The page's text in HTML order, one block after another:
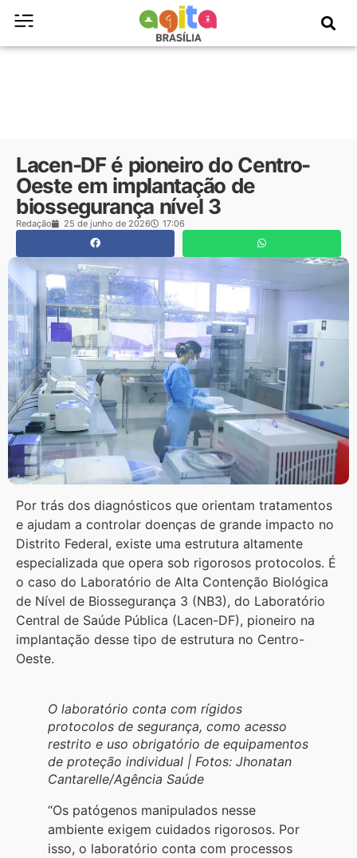
Lacen-DF é pioneiro do Centro-
Oeste em implantação de
biossegurança nível 3
Redação 25 de junho de 2026 17:06
Por trás dos diagnósticos que orientam tratamentos
e ajudam a controlar doenças de grande impacto no
Distrito Federal, existe uma estrutura altamente
especializada que opera sob rigorosos protocolos. É
o caso do Laboratório de Alta Contenção Biológica
de Nível de Biossegurança 3 (NB3), do Laboratório
Central de Saúde Pública (Lacen-DF), pioneiro na
implantação desse tipo de estrutura no Centro-
Oeste.
O laboratório conta com rígidos
protocolos de segurança, como acesso
restrito e uso obrigatório de equipamentos
de proteção individual | Fotos: Jhonatan
Cantarelle/Agência Saúde
“Os patógenos manipulados nesse
ambiente exigem cuidados rigorosos. Por
isso, o laboratório conta com processos